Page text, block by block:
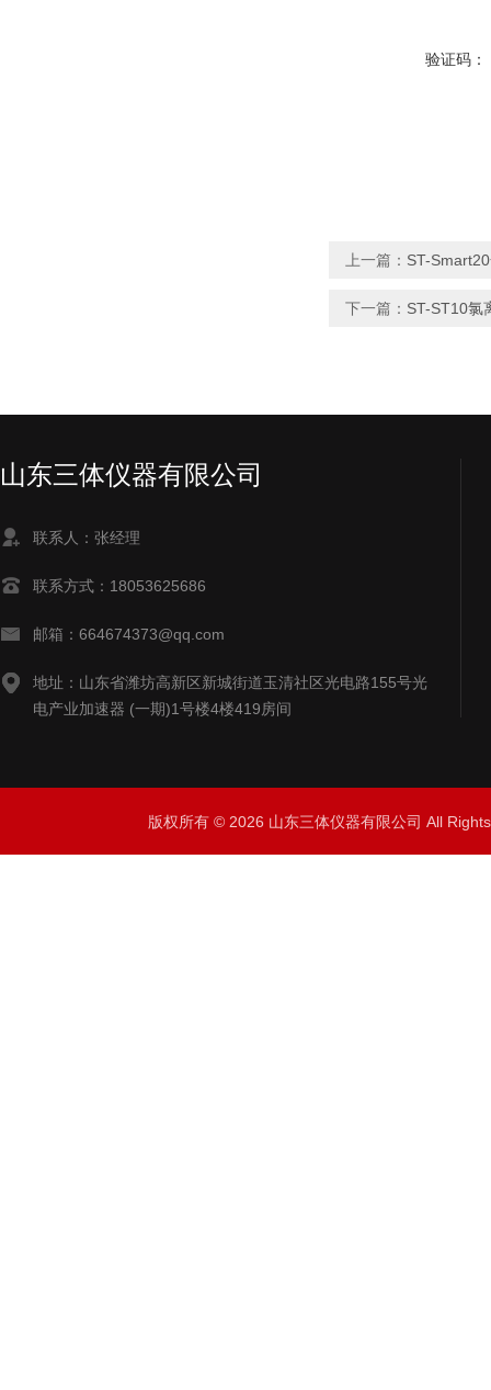
验证码：
上一篇： ST-
下一篇： ST-ST10氯
山东三体仪器有限公司
联系人：张经理
联系方式：18053625686
邮箱：664674373@qq.com
地址：山东省潍坊高新区新城街道玉清社区光电路155号光
电产业加速器 (一期)1号楼4楼419房间
版权所有 © 2026 山东三体仪器有限公司 All